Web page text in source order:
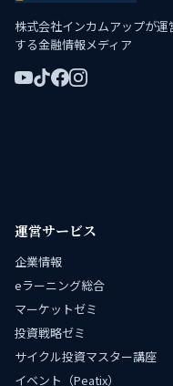
株式会社インカムアップが運
する金融情報メディア
運営サービス
企業情報
eラーニング総合
マーケットゼミ
投資戦略ゼミ
サイクル投資マスター講座
イベント（Peatix）